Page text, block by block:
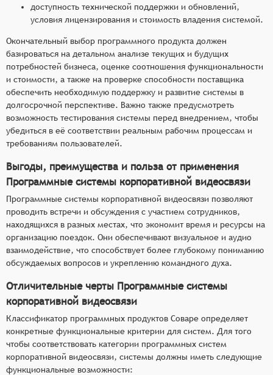
доступность технической поддержки и обновлений,
условия лицензирования и стоимость владения системой.
Окончательный выбор программного продукта должен
базироваться на детальном анализе текущих и будущих
потребностей бизнеса, оценке соотношения функциональности
и стоимости, а также на проверке способности поставщика
обеспечить необходимую поддержку и развитие системы в
долгосрочной перспективе. Важно также предусмотреть
возможность тестирования системы перед внедрением, чтобы
убедиться в её соответствии реальным рабочим процессам и
требованиям пользователей.
Выгоды, преимущества и польза от применения
Программные системы корпоративной видеосвязи
Программные системы корпоративной видеосвязи позволяют
проводить встречи и обсуждения с участием сотрудников,
находящихся в разных местах, что экономит время и ресурсы на
организацию поездок. Они обеспечивают визуальное и аудио
взаимодействие, что способствует более глубокому пониманию
обсуждаемых вопросов и укреплению командного духа.
Отличительные черты Программные системы
корпоративной видеосвязи
Классификатор программных продуктов Соваре определяет
конкретные функциональные критерии для систем. Для того
чтобы соответствовать категории программных систем
корпоративной видеосвязи, системы должны иметь следующие
функциональные возможности: